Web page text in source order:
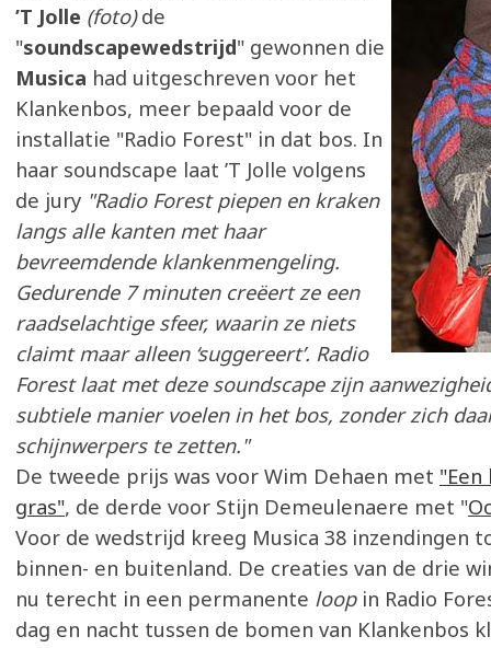
’T Jolle (foto)de
"soundscapewedstrijd" gewonnen die
Musica had uitgeschreven voor het
Klankenbos, meer bepaald voor de
installatie "Radio Forest" in dat bos. In
haar soundscape laat ’T Jolle volgens
de jury "Radio Forest piepen en kraken
langs alle kanten met haar
bevreemdende klankenmengeling.
Gedurende 7 minuten creëert ze een
raadselachtige sfeer, waarin ze niets
claimt maar alleen ‘suggereert’. Radio
Forest laat met deze soundscape zijn
subtiele manier voelen in het bos, zonder zich
schijnwerpers te zetten."
De tweede prijs was voor Wim Dehaen met "Een
gras", de derde voor Stijn Demeulenaere met "
Voor de wedstrijd kreeg Musica 38 inzendingen
binnen- en buitenland. De creaties van de drie
nu terecht in een permanente loop in Radio
dag en nacht tussen de bomen van Klankenbos